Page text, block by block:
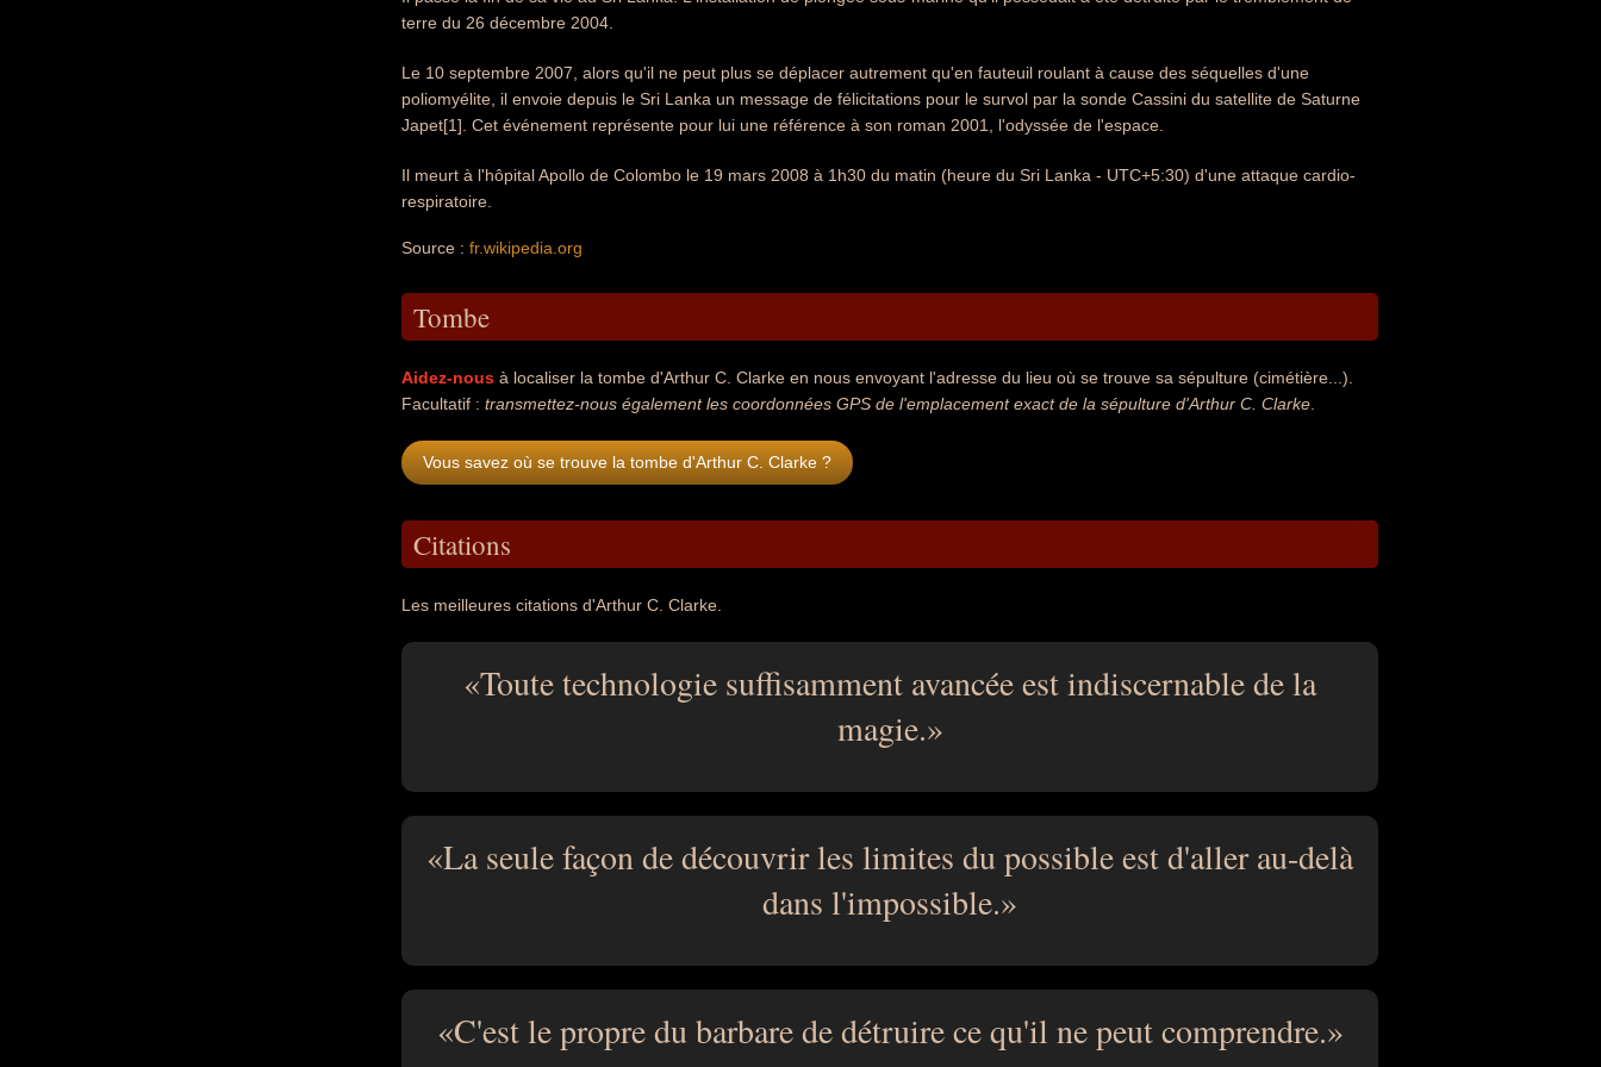
terre du 26 décembre 2004.
Le 10 septembre 2007, alors qu'il ne peut plus se déplacer autrement qu'en fauteuil roulant à cause des séquelles d'une
poliomyélite, il envoie depuis le Sri Lanka un message de félicitations pour le survol par la sonde Cassini du satellite de Saturne
Japet[1]. Cet événement représente pour lui une référence à son roman 2001, l'odyssée de l'espace.
Il meurt à l'hôpital Apollo de Colombo le 19 mars 2008 à 1h30 du matin (heure du Sri Lanka - UTC+5:30) d'une attaque cardio-
respiratoire.
Source : fr.wikipedia.org
Tombe
Aidez-nous à localiser la tombe d'Arthur C. Clarke en nous envoyant l'adresse du lieu où se trouve sa sépulture (cimétière...).
Facultatif : transmettez-nous également les coordonnées GPS de l'emplacement exact de la sépulture d'Arthur C. Clarke
Vous savez où se trouve la tombe d'Arthur C. Clarke ?
Citations
Les meilleures citations d'Arthur C. Clarke.
Toute technologie suffisamment avancée est indiscernable de la
magie.
La seule façon de découvrir les limites du possible est d'aller au-delà
dans l'impossible.
C'est le propre du barbare de détruire ce qu'il ne peut comprendre.